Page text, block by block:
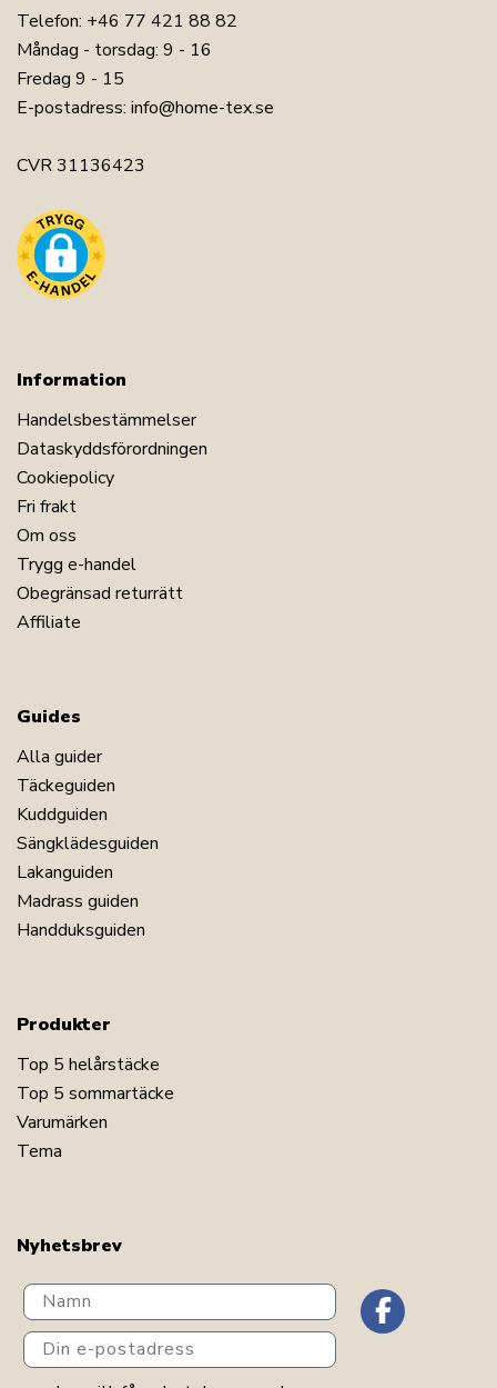
Telefon: +46 77 421 88 82
Måndag - torsdag: 9 - 16
Fredag 9 - 15
E-postadress: info@home-tex.se
CVR 31136423
Information
Handelsbestämmelser
Dataskyddsförordningen
Cookiepolicy
Fri frakt
Om oss
Trygg e-handel
Obegränsad returrätt
Affiliate
Guides
Alla guider
Täckeguiden
Kuddguiden
Sängklädesguiden
Lakanguiden
Madrass guiden
Handduksguiden
Produkter
Top 5 helårstäcke
Top 5 sommartäcke
Varumärken
Tema
Nyhetsbrev
Navn
Din e-postadress